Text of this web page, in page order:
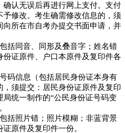
认无误后再进行网上支付。支付
予修改。考生确需修改信息的，须
所在市自考办提交书面申请，并
同音、同形及叠音字；姓名错
证原件、户口本原件及复印件各
信息（包括居民身份证本身有
须提交：居民身份证原件及复印
统一制作的“公民身份证号码变
照片错；照片模糊；非蓝背景
原件及复印件一份。